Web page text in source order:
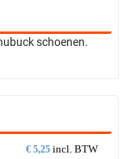
schoenen.
€ 5,25 incl. BTW